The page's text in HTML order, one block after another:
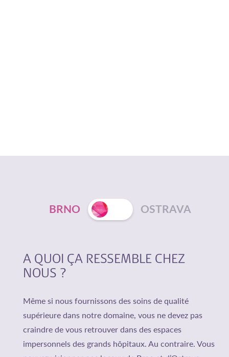
BRNO OSTRAVA
A QUOI ÇA RESSEMBLE CHEZ
NOUS ?
Même si nous fournissons des soins de qualité
supérieure dans notre domaine, vous ne devez pas
craindre de vous retrouver dans des espaces
impersonnels des grands hôpitaux. Au contraire. Vous